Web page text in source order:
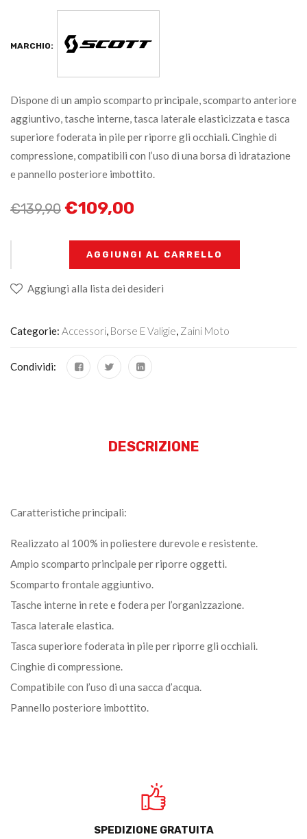
MARCHIO:
Dispone di un ampio scomparto principale, scomparto anteriore
aggiuntivo, tasche interne, tasca laterale elasticizzata e tasca
superiore foderata in pile per riporre gli occhiali. Cinghie di
compressione, compatibili con l’uso di una borsa di idratazione
e pannello posteriore imbottito.
€139,90 €109,00
AGGIUNGI AL CARRELLO
Aggiungi alla lista dei desideri
Categorie: Accessori, Borse E Valigie, Zaini Moto
Condividi:
DESCRIZIONE
Caratteristiche principali:
Realizzato al 100% in poliestere durevole e resistente.
Ampio scomparto principale per riporre oggetti.
Scomparto frontale aggiuntivo.
Tasche interne in rete e fodera per l’organizzazione.
Tasca laterale elastica.
Tasca superiore foderata in pile per riporre gli occhiali.
Cinghie di compressione.
Compatibile con l’uso di una sacca d’acqua.
Pannello posteriore imbottito.
SPEDIZIONE GRATUITA